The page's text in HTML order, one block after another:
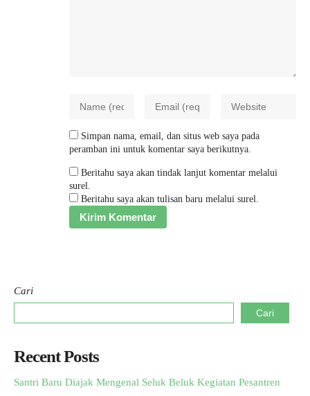
Simpan nama, email, dan situs web saya pada
peramban ini untuk komentar saya berikutnya.
Beritahu saya akan tindak lanjut komentar melalui
surel.
Beritahu saya akan tulisan baru melalui surel.
Cari
Cari
Recent Posts
Santri Baru Diajak Mengenal Seluk Beluk Kegiatan Pesantren